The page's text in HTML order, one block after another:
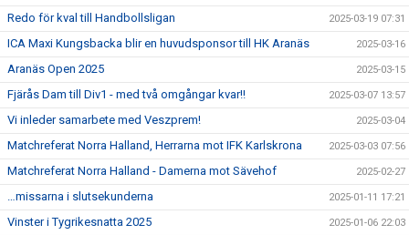
Redo för kval till Handbollsligan 2025-03-19 07:31
ICA Maxi Kungsbacka blir en huvudsponsor till HK Aranäs 2025-03-16
Aranäs Open 2025 2025-03-15
Fjärås Dam till Div1 - med två omgångar kvar!! 2025-03-07 13:57
Vi inleder samarbete med Veszprem! 2025-03-04
Matchreferat Norra Halland, Herrarna mot IFK Karlskrona 2025-03-03 07:56
Matchreferat Norra Halland - Damerna mot Sävehof 2025-02-27
…missarna i slutsekunderna 2025-01-11 17:21
Vinster i Tygrikesnatta 2025 2025-01-06 22:03